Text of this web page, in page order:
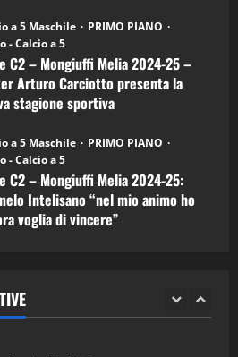
a 5 Maschile
PRIMO PIANO
- Calcio a 5
C2 – Mongiuffi Melia 2024-25 –
Arturo Carciotto presenta la
stagione sportiva
a 5 Maschile
PRIMO PIANO
- Calcio a 5
C2 – Mongiuffi Melia 2024-25:
Intelisano “nel mio animo ho
voglia di vincere”
in Podcast: 26^ Puntata
07 Aprile 2026)
04/2026
in Podcast: 30^ Puntata
05 Maggio 2026)
05/2026
04/2026